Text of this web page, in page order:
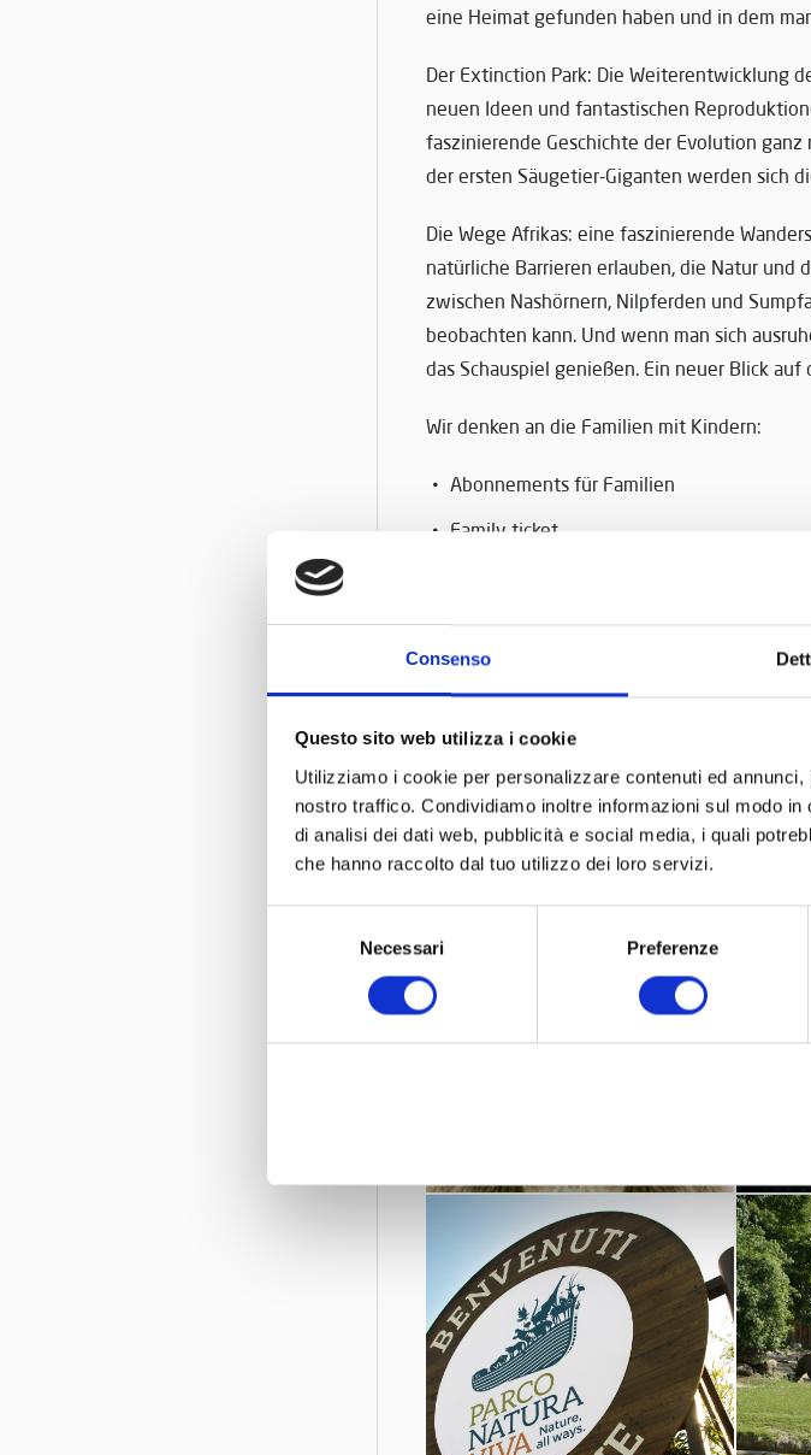
Consenso
Questo sito web utilizza i cookie
Utilizziamo i cookie per personalizzare contenuti ed
nostro traffico. Condividiamo inoltre informazioni sul modo
di analisi dei dati web, pubblicità e social media, i quali
che hanno raccolto dal tuo utilizzo dei loro servizi.
Necessari Preferenze
eine Heimat gefunden haben und in dem
Der Extinction Park: Die Weiterentwicklung
neuen Ideen und fantastischen
faszinierende Geschichte der Evolution
der ersten Säugetier-Giganten werden sich
Die Wege Afrikas: eine faszinierende
natürliche Barrieren erlauben, die Natur und
zwischen Nashörnern, Nilpferden und
beobachten kann. Und wenn man sich
das Schauspiel genießen. Ein neuer Blick
Wir denken an die Familien mit Kindern:
Abonnements für Familien
Family ticket
Spiel- und Rastplätze
Picknickbereiche
www.parconaturaviva.it